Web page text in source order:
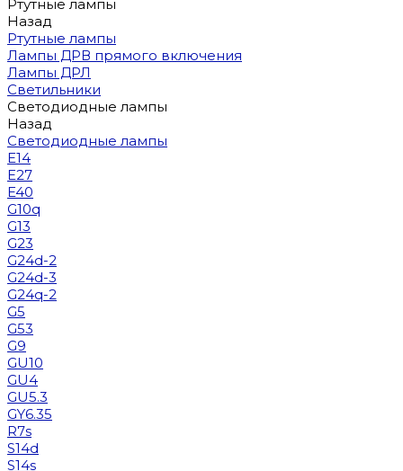
Ртутные лампы
Назад
Ртутные лампы
Лампы ДРВ прямого включения
Лампы ДРЛ
Светильники
Светодиодные лампы
Назад
Светодиодные лампы
E14
E27
E40
G10q
G13
G23
G24d-2
G24d-3
G24q-2
G5
G53
G9
GU10
GU4
GU5.3
GY6.35
R7s
S14d
S14s